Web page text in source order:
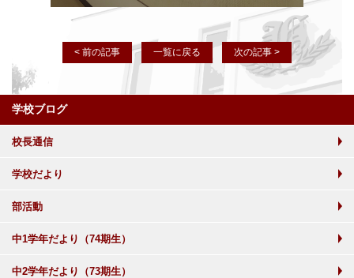
< 前の記事 一覧に戻る 次の記事 >
学校ブログ
校長通信
学校だより
部活動
中1学年だより（74期生）
中2学年だより（73期生）